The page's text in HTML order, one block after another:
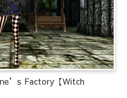
Factory【Witch